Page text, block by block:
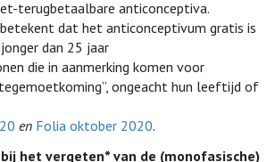
terugbetaalbare anticonceptiva.
dat het anticonceptivum gratis is
dan 25 jaar
die in aanmerking komen voor
ongeacht hun leeftijd of
en Folia oktober 2020.
het vergeten* van de (monofasische)